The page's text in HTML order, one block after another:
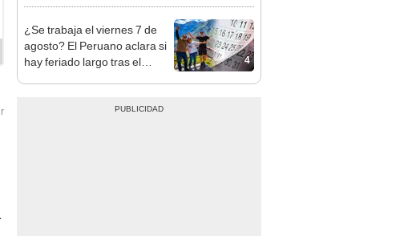
4
¿Se trabaja el viernes 7 de
agosto? El Peruano aclara si
hay feriado largo tras el